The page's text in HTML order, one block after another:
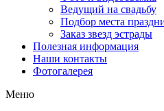
Ведущий на свадьбу
Подбор места
Заказ звезд эстрады
Полезная информация
Наши контакты
Фотогалерея
Меню